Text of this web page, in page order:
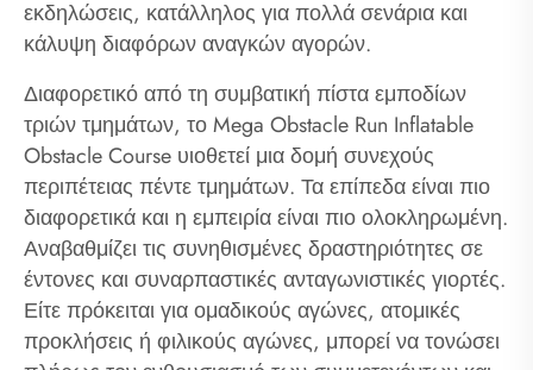
εκδηλώσεις, κατάλληλος για πολλά σενάρια και
κάλυψη διαφόρων αναγκών αγορών.
Διαφορετικό από τη συμβατική πίστα εμποδίων
τριών τμημάτων, το Mega Obstacle Run Inflatable
Obstacle Course υιοθετεί μια δομή συνεχούς
περιπέτειας πέντε τμημάτων. Τα επίπεδα είναι πιο
διαφορετικά και η εμπειρία είναι πιο ολοκληρωμένη.
Αναβαθμίζει τις συνηθισμένες δραστηριότητες σε
έντονες και συναρπαστικές ανταγωνιστικές γιορτές.
Είτε πρόκειται για ομαδικούς αγώνες, ατομικές
προκλήσεις ή φιλικούς αγώνες, μπορεί να τονώσει